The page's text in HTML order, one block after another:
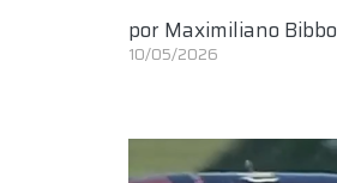
por Maximiliano Bibbo
10/05/2026